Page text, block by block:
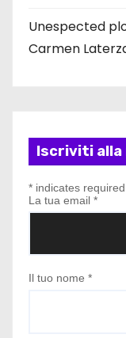
Unespected
Carmen
Iscriviti
* indicates required
La tua email *
Il tuo nome *